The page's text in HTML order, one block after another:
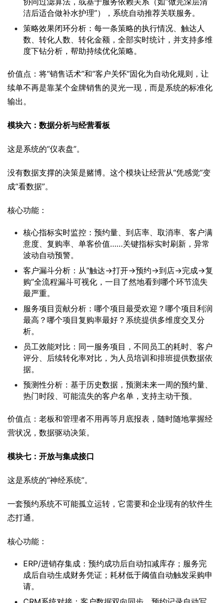
洁后适合做补水护理”），系统自动推荐关联服务。
策略效果闭环分析：每一条策略的执行情况、触达人
数、转化人数、转化金额，全部实时统计，并支持多维
度下钻分析，帮助持续优化策略。
价值点：将“销售话术”和“客户关怀”固化为自动化规则，让
续单不再是靠某个金牌销售的灵光一现，而是系统的标准化
输出。
模块六：数据分析与经营看板
这是系统的“仪表盘”。
没有数据支撑的决策是赌博。这个模块让经营从“凭感觉”变
成“看数据”。
核心功能：
核心指标实时监控：预约量、到店率、取消率、客户满
意度、复购率、单客价值……关键指标实时刷新，异常
波动自动预警。
客户漏斗分析：从“触达→打开→预约→到店→完成→复
购”全流程漏斗可视化，一目了然地看到哪个环节流失
最严重。
服务项目贡献分析：哪个项目最受欢迎？哪个项目利润
最高？哪个项目复购率最好？系统提供多维度交叉分
析。
员工效能对比：同一服务项目，不同员工的耗时、客户
评分、后续转化率对比，为人员培训和排班提供数据依
据。
预测性分析：基于历史数据，预测未来一周的预约量、
热门时段、可能流失的客户名单，支持主动干预。
价值点：老板和管理者不用再等月底报表，随时随地掌握经
营状况，数据驱动决策。
模块七：开放与集成接口
这是系统的“神经系统”。
一套预约系统不可能孤立运转，它需要和企业现有的软件生
态打通。
核心功能：
ERP/进销存集成：预约成功后自动扣减库存；服务完
成后自动生成财务凭证；耗材低于阈值自动触发采购申
请。